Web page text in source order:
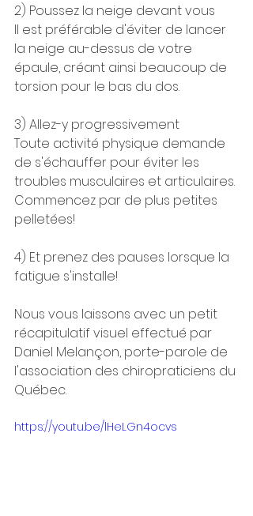
2) Poussez la neige devant vous
Il est préférable d'éviter de lancer
la neige au-dessus de votre
épaule, créant ainsi beaucoup de
torsion pour le bas du dos.
3) Allez-y progressivement
Toute activité physique demande
de s'échauffer pour éviter les
troubles musculaires et articulaires.
Commencez par de plus petites
pelletées!
4) Et prenez des pauses lorsque la
fatigue s'installe!
Nous vous laissons avec un petit
récapitulatif visuel effectué par
Daniel Melançon, porte-parole de
l'association des chiropraticiens du
Québec.
https://youtu.be/lHeLGn4ocvs